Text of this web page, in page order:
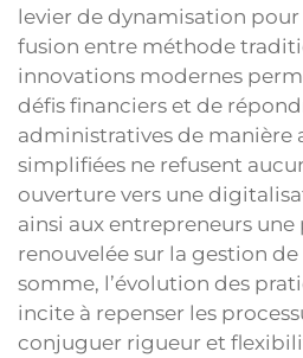
levier de dynamisation
fusion entre méthode
innovations modernes
défis financiers et de
administratives de manière
simplifiées ne refusent
ouverture vers une
ainsi aux entrepreneurs
renouvelée sur la gestion
somme, l’évolution des
incite à repenser les
conjuguer rigueur et